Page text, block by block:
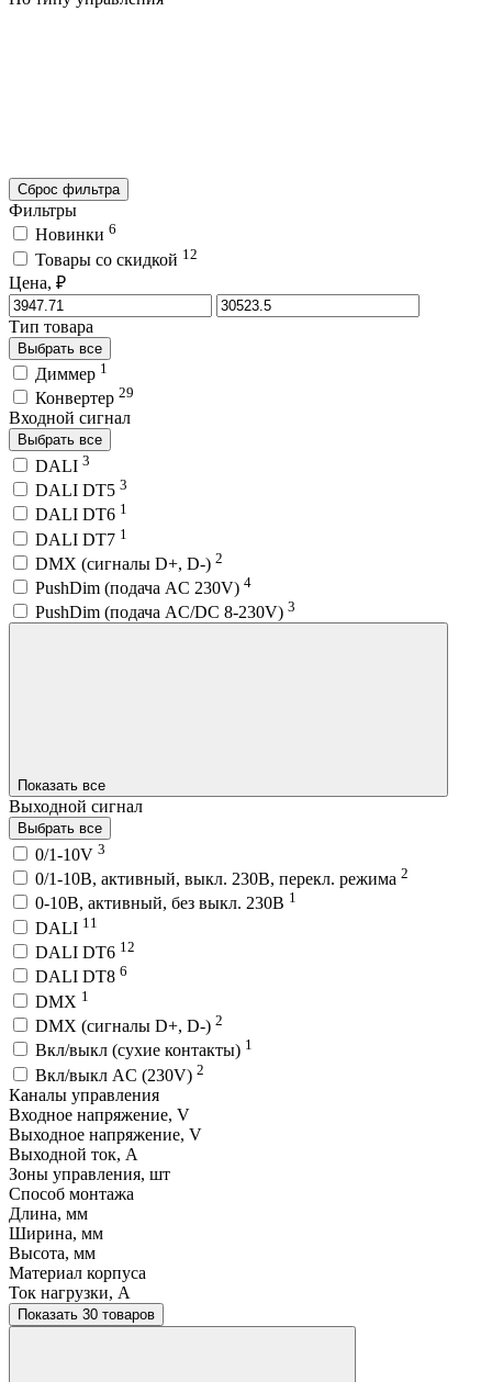
Сброс фильтра
Фильтры
Новинки 6
Товары со скидкой 12
Цена, ₽
Тип товара
Выбрать все
Диммер 1
Конвертер 29
Входной сигнал
Выбрать все
DALI 3
DALI DT5 3
DALI DT6 1
DALI DT7 1
DMX (сигналы D+, D-) 2
PushDim (подача AC 230V) 4
PushDim (подача AC/DC 8-230V) 3
Показать все
Выходной сигнал
Выбрать все
0/1-10V 3
0/1-10В, активный, выкл. 230В, перекл. режима 2
0-10В, активный, без выкл. 230В 1
DALI 11
DALI DT6 12
DALI DT8 6
DMX 1
DMX (сигналы D+, D-) 2
Вкл/выкл (сухие контакты) 1
Вкл/выкл AC (230V) 2
Каналы управления
Входное напряжение, V
Выходное напряжение, V
Выходной ток, A
Зоны управления, шт
Способ монтажа
Длина, мм
Ширина, мм
Высота, мм
Материал корпуса
Ток нагрузки, A
Показать 30 товаров